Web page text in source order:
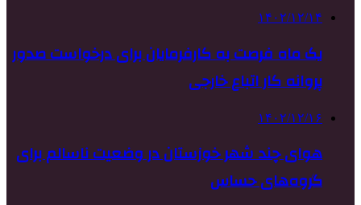
۱۴۰۲/۱۲/۱۴
یک ماه فرصت به کارفرمایان برای درخواست صدور
پروانه کار اتباع خارجی
۱۴۰۲/۱۲/۱۶
هوای چند شهر خوزستان در وضعیت ناسالم برای
گروه‌های حساس